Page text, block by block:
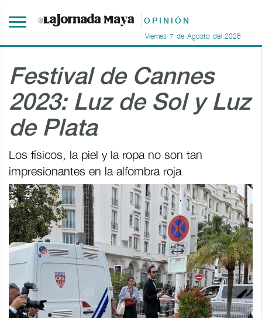
OPINIÓN
Viernes 7 de Agosto del 2026
Festival de Cannes
2023: Luz de Sol y Luz
de Plata
Los físicos, la piel y la ropa no son tan
impresionantes en la alfombra roja